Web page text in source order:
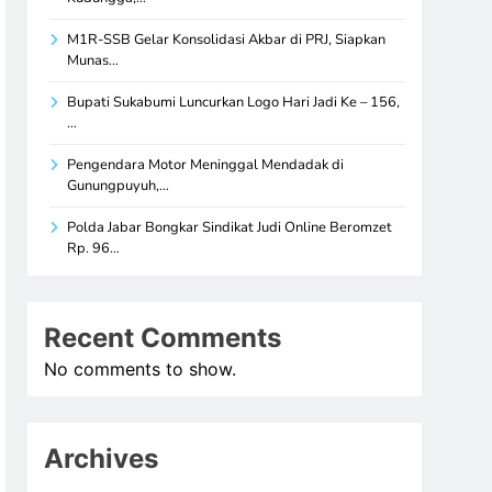
M1R-SSB Gelar Konsolidasi Akbar di PRJ, Siapkan
Munas…
Bupati Sukabumi Luncurkan Logo Hari Jadi Ke – 156,
…
Pengendara Motor Meninggal Mendadak di
Gunungpuyuh,…
Polda Jabar Bongkar Sindikat Judi Online Beromzet
Rp. 96…
Recent Comments
No comments to show.
Archives